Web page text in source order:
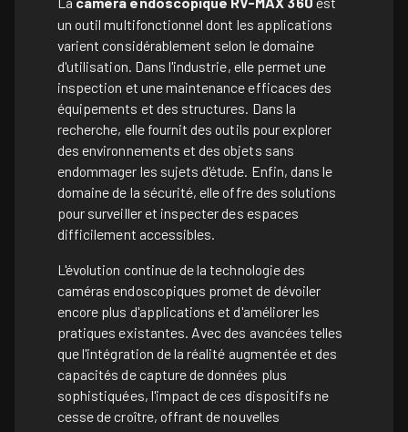
un outil multifonctionnel dont les applications
varient considérablement selon le domaine
d'utilisation. Dans l'industrie, elle permet une
inspection et une maintenance efficaces des
équipements et des structures. Dans la
recherche, elle fournit des outils pour explorer
des environnements et des objets sans
endommager les sujets d'étude. Enfin, dans le
domaine de la sécurité, elle offre des solutions
pour surveiller et inspecter des espaces
difficilement accessibles.
L'évolution continue de la technologie des
caméras endoscopiques promet de dévoiler
encore plus d'applications et d'améliorer les
pratiques existantes. Avec des avancées telles
que l'intégration de la réalité augmentée et des
capacités de capture de données plus
sophistiquées, l'impact de ces dispositifs ne
cesse de croître, offrant de nouvelles